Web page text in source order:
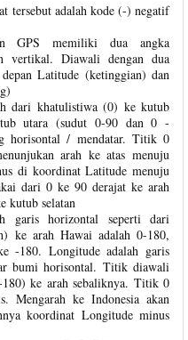
tersebut adalah kode (-) negatif
GPS memiliki dua angka
vertikal. Diawali dengan dua
Latitude (ketinggian) dan
dari khatulistiwa (0) ke kutub
utara (sudut 0-90 dan 0 -
horisontal / mendatar. Titik 0
arah ke atas menuju
di koordinat Latitude menuju
dari 0 ke 90 derajat ke arah
kutub selatan
garis horizontal seperti dari
ke arah Hawai adalah 0-180,
-180. Longitude adalah garis
bumi horisontal. Titik diawali
ke arah sebaliknya. Titik 0
Mengarah ke Indonesia akan
koordinat Longitude minus